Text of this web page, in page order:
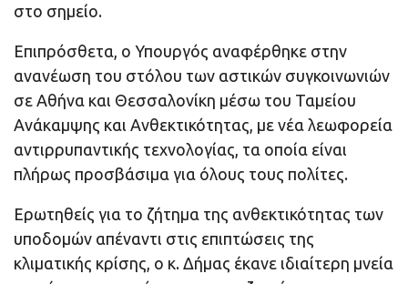
στο σημείο.
Επιπρόσθετα, ο Υπουργός αναφέρθηκε στην
ανανέωση του στόλου των αστικών συγκοινωνιών
σε Αθήνα και Θεσσαλονίκη μέσω του Ταμείου
Ανάκαμψης και Ανθεκτικότητας, με νέα λεωφορεία
αντιρρυπαντικής τεχνολογίας, τα οποία είναι
πλήρως προσβάσιμα για όλους τους πολίτες.
Ερωτηθείς για το ζήτημα της ανθεκτικότητας των
υποδομών απέναντι στις επιπτώσεις της
κλιματικής κρίσης, ο κ. Δήμας έκανε ιδιαίτερη μνεία